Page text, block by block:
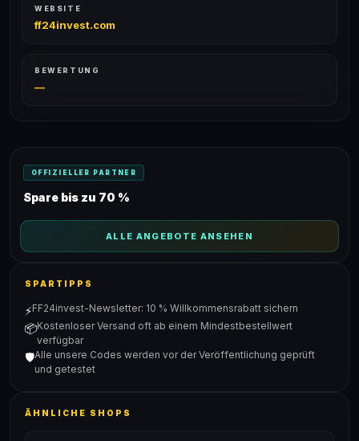
WEBSITE
ff24invest.com
BEWERTUNG
—
OFFIZIELLER PARTNER
Spare bis zu 70 %
ALLE ANGEBOTE ANSEHEN
SPARTIPPS
⚡FF24invest-Newsletter: 10 % Willkommensrabatt sichern
📦Kostenloser Versand oft ab einem Mindestbestellwert
verfügbar
🛡️Alle unsere Codes werden vor der Veröffentlichung geprüft
und getestet
ÄHNLICHE SHOPS